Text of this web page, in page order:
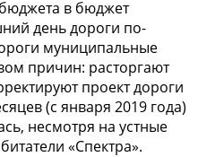
в бюджет
день дороги по-
муниципальные
причин: расторгают
проект дороги
(с января 2019 года)
несмотря на устные
«Спектра».